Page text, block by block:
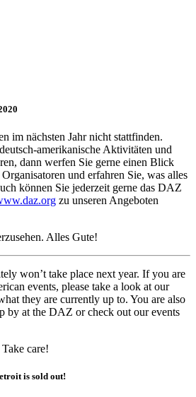
im nächsten Jahr nicht stattfinden.
amerikanische Aktivitäten und
dann werfen Sie gerne einen Blick
Organisatoren und erfahren Sie, was alles
können Sie jederzeit gerne das DAZ
zu unseren Angeboten
Alles Gute!
won’t take place next year. If you are
events, please take a look at our
they are currently up to. You are also
by at the DAZ or check out our events
care!
is sold out!